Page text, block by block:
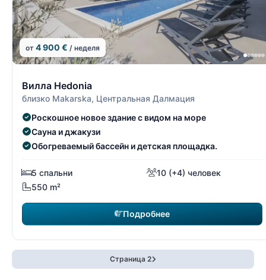
от 4 900 € / неделя
Вилла Hedonia
близко Makarska, Центральная Далмация
Роскошное новое здание с видом на море
Сауна и джакузи
Обогреваемый бассейн и детская площадка.
5 спальни
10 (+4) человек
550 m²
Подробнее
Страница 2